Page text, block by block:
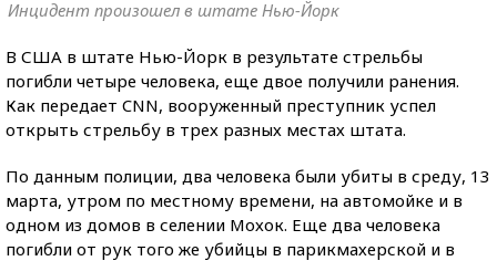
Инцидент произошел в штате Нью-Йорк
В США в штате Нью-Йорк в результате стрельбы
погибли четыре человека, еще двое получили ранения.
Как передает CNN, вооруженный преступник успел
открыть стрельбу в трех разных местах штата.
По данным полиции, два человека были убиты в среду, 13
марта, утром по местному времени, на автомойке и в
одном из домов в селении Мохок. Еще два человека
погибли от рук того же убийцы в парикмахерской и в